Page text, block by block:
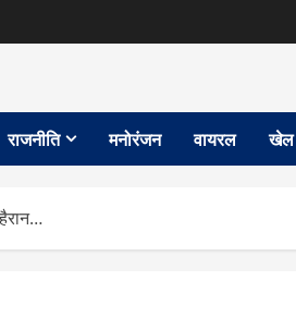
राजनीति मनोरंजन वायरल खेल